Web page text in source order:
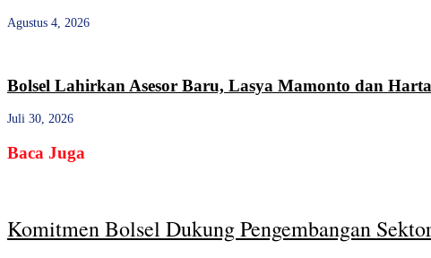
Agustus 4, 2026
Bolsel Lahirkan Asesor Baru, Lasya Mamonto dan
Juli 30, 2026
Baca Juga
Komitmen Bolsel Dukung Pengembangan